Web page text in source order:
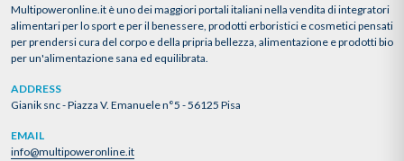
Multipoweronline.it è uno dei maggiori portali italiani nella vendita di integratori
alimentari per lo sport e per il benessere, prodotti erboristici e cosmetici pensati
per prendersi cura del corpo e della pripria bellezza, alimentazione e prodotti bio
per un'alimentazione sana ed equilibrata.
ADDRESS
Gianik snc - Piazza V. Emanuele n°5 - 56125 Pisa
EMAIL
info@multipoweronline.it